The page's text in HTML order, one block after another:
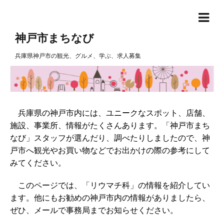
神戸市まちなび
兵庫県神戸市の観光、グルメ、学ぶ、求人募集
兵庫県の神戸市内には、ユニークなスポット、店舗、
施設、事業所、情報がたくさんあります。「神戸市まち
なび」スタッフが選んだり、調べたりしましたので、神
戸市へ観光やお買い物などでお出かけの際の参考にして
みてください。
このページでは、「リウマチ科」の情報を紹介してい
ます。他にもお勧めの神戸市内の情報がありましたら、
ぜひ、メールで事務局までお知らせください。